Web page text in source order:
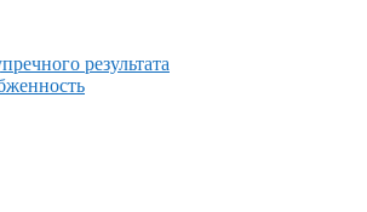
результата